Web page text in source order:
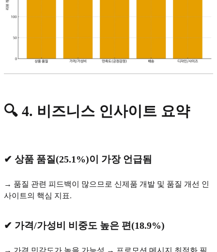
🔍 4. 비즈니스 인사이트 요약
✔ 상품 품질(25.1%)이 가장 언급됨
→ 품질 관련 피드백이 많으므로 신제품 개발 및 품질 개선 인
사이트의 핵심 지표.
✔ 가격/가성비 비중도 높은 편(18.9%)
→ 가격 민감도가 높을 가능성 → 프로모션 메시지 최적화 필